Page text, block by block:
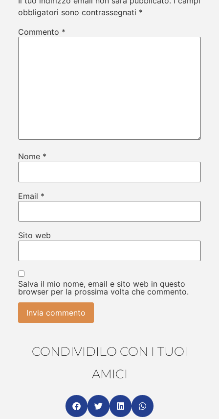
obbligatori sono contrassegnati *
Commento *
Nome *
Email *
Sito web
Salva il mio nome, email e sito web in questo
browser per la prossima volta che commento.
CONDIVIDILO CON I TUOI
AMICI